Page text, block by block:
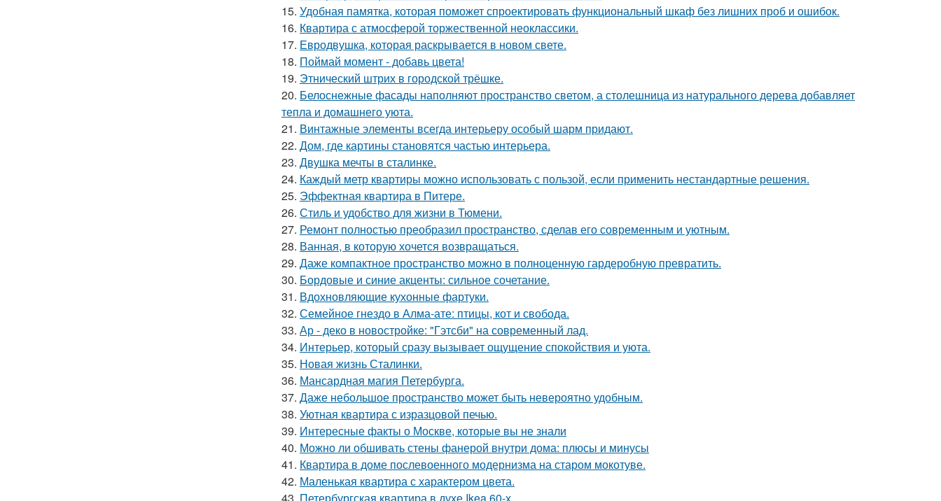
15. Удобная памятка, которая поможет спроектировать функциональный шкаф без лишних проб и ошибок.
16. Квартира с атмосферой торжественной неоклассики.
17. Евродвушка, которая раскрывается в новом свете.
18. Поймай момент - добавь цвета!
19. Этнический штрих в городской трёшке.
20. Белоснежные фасады наполняют пространство светом, а столешница из натурального дерева добавляет
тепла и домашнего уюта.
21. Винтажные элементы всегда интерьеру особый шарм придают.
22. Дом, где картины становятся частью интерьера.
23. Двушка мечты в сталинке.
24. Каждый метр квартиры можно использовать с пользой, если применить нестандартные решения.
25. Эффектная квартира в Питере.
26. Стиль и удобство для жизни в Тюмени.
27. Ремонт полностью преобразил пространство, сделав его современным и уютным.
28. Ванная, в которую хочется возвращаться.
29. Даже компактное пространство можно в полноценную гардеробную превратить.
30. Бордовые и синие акценты: сильное сочетание.
31. Вдохновляющие кухонные фартуки.
32. Семейное гнездо в Алма-ате: птицы, кот и свобода.
33. Ар - деко в новостройке: "Гэтсби" на современный лад.
34. Интерьер, который сразу вызывает ощущение спокойствия и уюта.
35. Новая жизнь Сталинки.
36. Мансардная магия Петербурга.
37. Даже небольшое пространство может быть невероятно удобным.
38. Уютная квартира с изразцовой печью.
39. Интересные факты о Москве, которые вы не знали
40. Можно ли обшивать стены фанерой внутри дома: плюсы и минусы
41. Квартира в доме послевоенного модернизма на старом мокотуве.
42. Маленькая квартира с характером цвета.